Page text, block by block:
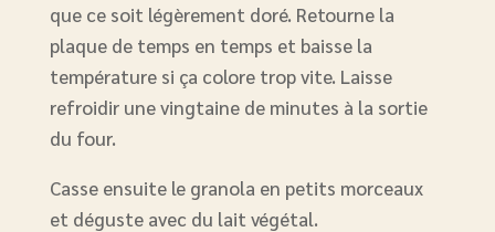
que ce soit légèrement doré. Retourne la
plaque de temps en temps et baisse la
température si ça colore trop vite. Laisse
refroidir une vingtaine de minutes à la sortie
du four.
Casse ensuite le granola en petits morceaux
et déguste avec du lait végétal.